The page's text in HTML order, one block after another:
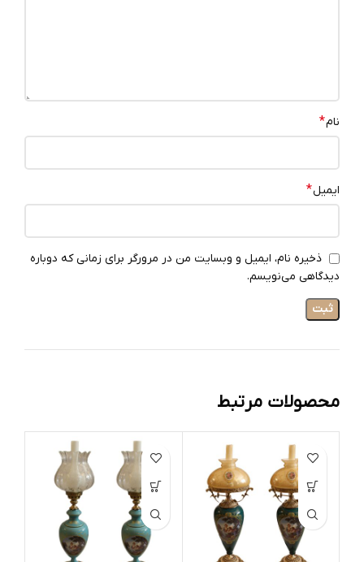
نام*
ایمیل*
ذخیره نام، ایمیل و وبسایت من در مرورگر برای زمانی که دوباره
دیدگاهی می‌نویسم.
محصولات مرتبط